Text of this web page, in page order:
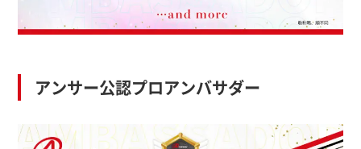
アンサー公認プロアンバサダー